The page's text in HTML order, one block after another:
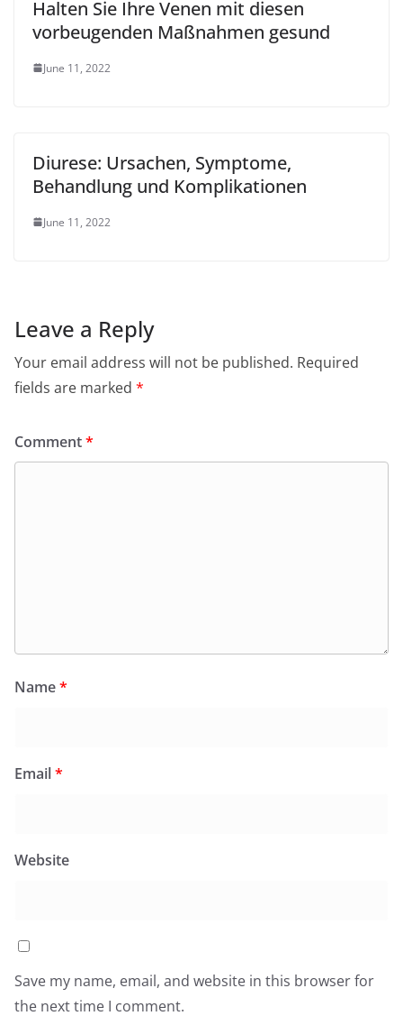
Halten Sie Ihre Venen mit diesen
vorbeugenden Maßnahmen gesund
June 11, 2022
Diurese: Ursachen, Symptome,
Behandlung und Komplikationen
June 11, 2022
Leave a Reply
Your email address will not be published. Required
fields are marked *
Comment*
Name*
Email*
Website
Save my name, email, and website in this browser for
the next time I comment.